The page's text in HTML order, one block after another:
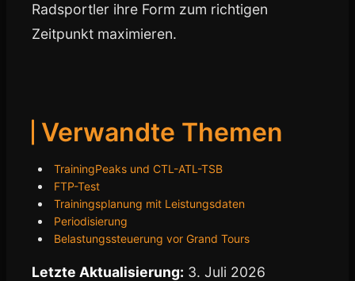
Radsportler ihre Form zum richtigen
Zeitpunkt maximieren.
Verwandte Themen
TrainingPeaks und CTL-ATL-TSB
FTP-Test
Trainingsplanung mit Leistungsdaten
Periodisierung
Belastungssteuerung vor Grand Tours
Letzte Aktualisierung: 3. Juli 2026